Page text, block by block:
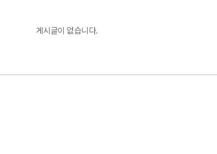
게시글이 없습니다.